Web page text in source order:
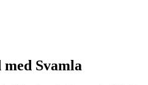
Svamla